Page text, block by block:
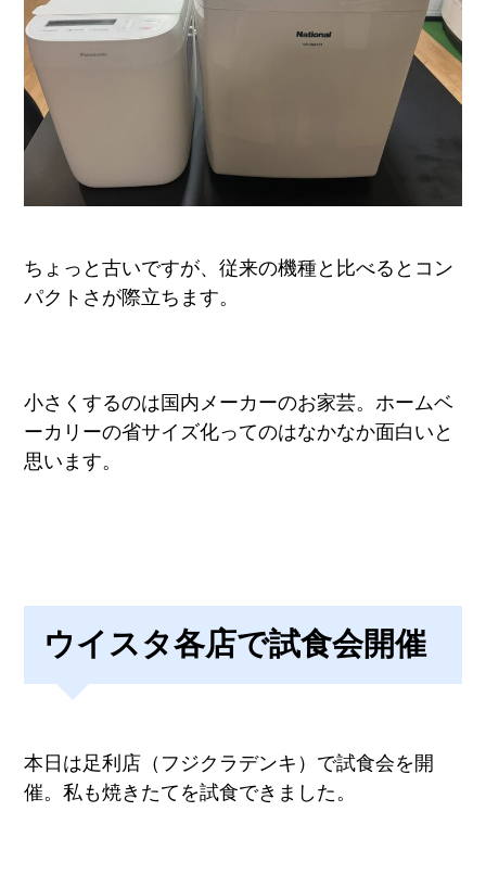
ちょっと古いですが、従来の機種と比べるとコン
パクトさが際立ちます。
小さくするのは国内メーカーのお家芸。ホームベ
ーカリーの省サイズ化ってのはなかなか面白いと
思います。
ウイスタ各店で試食会開催
本日は足利店（フジクラデンキ）で試食会を開
催。私も焼きたてを試食できました。